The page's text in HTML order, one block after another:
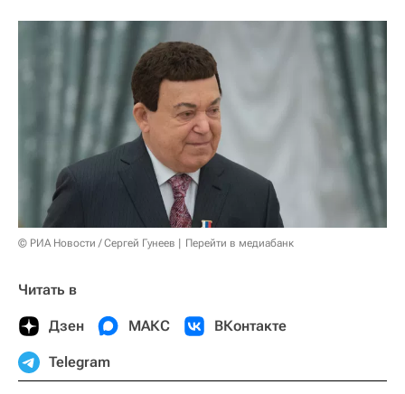
© РИА Новости / Сергей Гунеев Перейти в медиабанк
Читать в
Дзен МАКС ВКонтакте
Telegram